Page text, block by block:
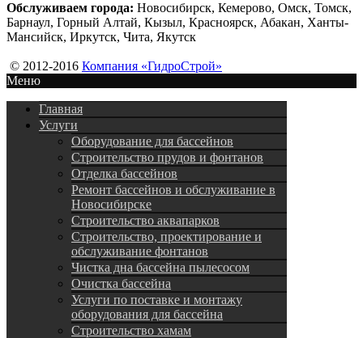
Обслуживаем города: Новосибирск, Кемерово, Омск, Томск,
Барнаул, Горный Алтай, Кызыл, Красноярск, Абакан, Ханты-
Мансийск, Иркутск, Чита, Якутск
© 2012-2016 Компания «ГидроСтрой»
Меню
Главная
Услуги
Оборудование для бассейнов
Строительство прудов и фонтанов
Отделка бассейнов
Ремонт бассейнов и обслуживание в
Новосибирске
Строительство аквапарков
Строительство, проектирование и
обслуживание фонтанов
Чистка дна бассейна пылесосом
Очистка бассейна
Услуги по поставке и монтажу
оборудования для бассейна
Строительство хамам